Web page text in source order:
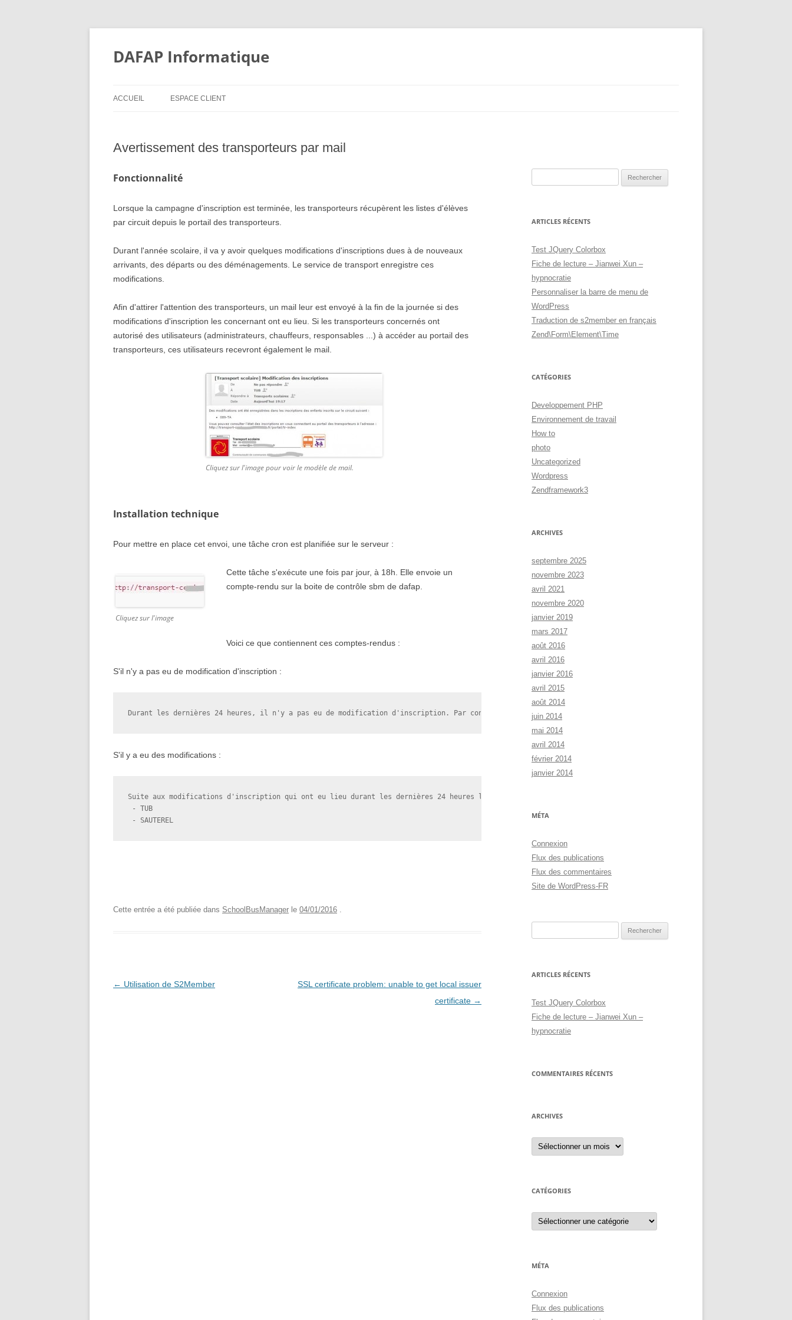
DAFAP Informatique
ACCUEIL ESPACE CLIENT
CC MILLAU GRANDS CAUSSES
SIVOS BAZAS
Avertissement des transporteurs par mail
Fonctionnalité
Lorsque la campagne d'inscription est terminée, les transporteurs récupèrent les listes d'élèves
par circuit depuis le portail des transporteurs.
Durant l'année scolaire, il va y avoir quelques modifications d'inscriptions dues à de nouveaux
arrivants, des départs ou des déménagements. Le service de transport enregistre ces
modifications.
Afin d'attirer l'attention des transporteurs, un mail leur est envoyé à la fin de la journée si des
modifications d'inscription les concernant ont eu lieu. Si les transporteurs concernés ont
autorisé des utilisateurs (administrateurs, chauffeurs, responsables ...) à accéder au portail des
transporteurs, ces utilisateurs recevront également le mail.
Cliquez sur l'image pour voir le modèle de mail.
Installation technique
Pour mettre en place cet envoi, une tâche cron est planifiée sur le serveur :
Cliquez sur l'image
Cette tâche s'exécute une fois par jour, à 18h. Elle envoie un
compte-rendu sur la boite de contrôle sbm de dafap.
Voici ce que contiennent ces comptes-rendus :
S'il n'y a pas eu de modification d'inscription :
Durant les dernières 24 heures, il n'y a pas eu de modification d'inscription. Par conséquent, aucun mail n'a été envoyé.
S'il y a eu des modifications :
Suite aux modifications d'inscription qui ont eu lieu durant les dernières 24 heures les transporteurs suivants ont reçu un email d'information.
- TUB
- SAUTEREL
Cette entrée a été publiée dans SchoolBusManager le 04/01/2016 .
Navigation
← Utilisation de S2Member
SSL certificate problem: unable to get local issuer
certificate →
ARTICLES RÉCENTS
Test JQuery Colorbox
Fiche de lecture – Jianwei Xun –
hypnocratie
Personnaliser la barre de menu de
WordPress
Traduction de s2member en français
Zend\Form\Element\Time
CATÉGORIES
Developpement PHP
Environnement de travail
How to
photo
Uncategorized
Wordpress
Zendframework3
ARCHIVES
septembre 2025
novembre 2023
avril 2021
novembre 2020
janvier 2019
mars 2017
août 2016
avril 2016
janvier 2016
avril 2015
août 2014
juin 2014
mai 2014
avril 2014
février 2014
janvier 2014
MÉTA
Connexion
Flux des publications
Flux des commentaires
Site de WordPress-FR
ARTICLES RÉCENTS
Test JQuery Colorbox
Fiche de lecture – Jianwei Xun –
hypnocratie
COMMENTAIRES RÉCENTS
ARCHIVES
Archives
CATÉGORIES
Catégories
MÉTA
Connexion
Flux des publications